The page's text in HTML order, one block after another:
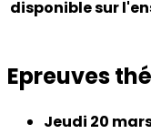
disponible sur
Epreuves
Jeudi 20 mars